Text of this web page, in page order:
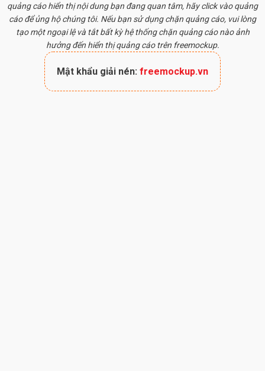
quảng cáo hiển thị nội dung bạn đang quan tâm, hãy click vào quảng
cáo để ủng hộ chúng tôi. Nếu bạn sử dụng chặn quảng cáo, vui lòng
tạo một ngoại lệ và tắt bất kỳ hệ thống chặn quảng cáo nào ảnh
hưởng đến hiển thị quảng cáo trên freemockup.
Mật khẩu giải nén: freemockup.vn